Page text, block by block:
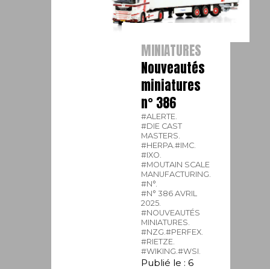
MINIATURES
Nouveautés
miniatures
n° 386
#ALERTE.
#DIE CAST
MASTERS.
#HERPA.#IMC.
#IXO.
#MOUTAIN SCALE
MANUFACTURING.
#N°.
#N° 386 AVRIL
2025.
#NOUVEAUTÉS
MINIATURES.
#NZG.#PERFEX.
#RIETZE.
#WIKING.#WSI.
Publié le : 6